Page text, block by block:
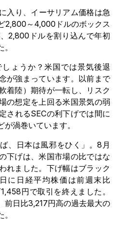
入り、イーサリアム価格は急
2,800～4,000ドルのボックス
2,800ドルを割り込んで年初
ょうか？米国では景気後退
が強まっています。以前まで
着陸）期待が一転し、リスク
の想定を上回る米国景気の弱
されるSECの利下げでは間に
渦巻いています。
、日本は風邪をひく」。8月
下げは、米国市場の比ではな
れました。下げ幅はブラック
に日経平均株価は前週末比
円で取引を終えました。
前日比3,217円高の過去最大の